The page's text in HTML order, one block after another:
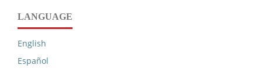
LANGUAGE
English
Español